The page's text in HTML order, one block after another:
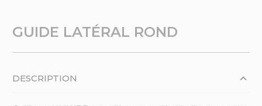
GUIDE LATÉRAL ROND
DESCRIPTION